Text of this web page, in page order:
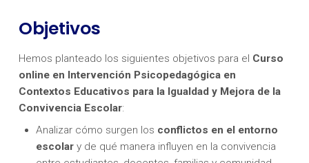
Objetivos
Hemos planteado los siguientes objetivos para el Curso
online en Intervención Psicopedagógica en
Contextos Educativos para la Igualdad y Mejora de la
Convivencia Escolar:
Analizar cómo surgen los conflictos en el entorno
escolar y de qué manera influyen en la convivencia